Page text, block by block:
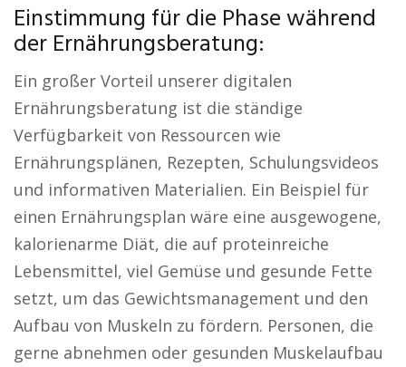
Einstimmung für die Phase während
der Ernährungsberatung:
Ein großer Vorteil unserer digitalen
Ernährungsberatung ist die ständige
Verfügbarkeit von Ressourcen wie
Ernährungsplänen, Rezepten, Schulungsvideos
und informativen Materialien. Ein Beispiel für
einen Ernährungsplan wäre eine ausgewogene,
kalorienarme Diät, die auf proteinreiche
Lebensmittel, viel Gemüse und gesunde Fette
setzt, um das Gewichtsmanagement und den
Aufbau von Muskeln zu fördern. Personen, die
gerne abnehmen oder gesunden Muskelaufbau